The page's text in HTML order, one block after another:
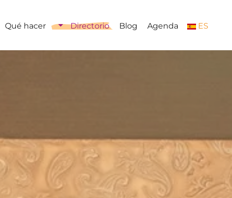
Qué hacer Directorio Blog Agenda ES